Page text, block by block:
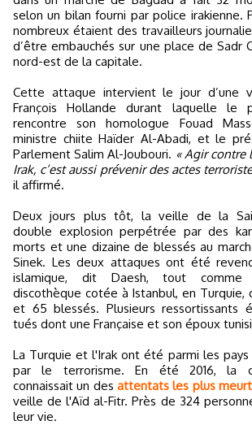
selon un bilan fourni par police irakienne.
nombreux étaient des travailleurs
d’être embauchés sur une place de Sadr
nord-est de la capitale.
Cette attaque intervient le jour d’une
François Hollande durant laquelle le
rencontre son homologue Fouad
ministre chiite Haïder Al-Abadi, et le
Parlement Salim Al-Joubouri. « Agir contre
Irak, c’est aussi prévenir des actes
il affirmé.
Deux jours plus tôt, la veille de la
double explosion perpétrée par des
morts et une dizaine de blessés au
Sinek. Les deux attaques ont été
islamique, dit Daesh, tout comme
discothèque cotée à Istanbul, en Turquie,
et 65 blessés. Plusieurs ressortissants
tués dont une Française et son époux
La Turquie et l'Irak ont été parmi les
par le terrorisme. En été 2016, la
connaissait un des attentats les plus
veille de l'Aïd al-Fitr. Près de 324
leur vie.